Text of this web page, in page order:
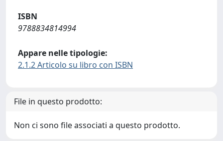
ISBN
9788834814994
Appare nelle tipologie:
2.1.2 Articolo su libro con ISBN
File in questo prodotto:
Non ci sono file associati a questo prodotto.